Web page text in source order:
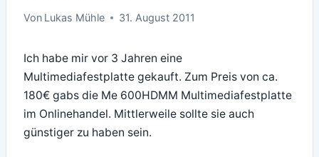
Von Lukas Mühle 31. August 2011
Ich habe mir vor 3 Jahren eine
Multimediafestplatte gekauft. Zum Preis von ca.
180€ gabs die Me 600HDMM Multimediafestplatte
im Onlinehandel. Mittlerweile sollte sie auch
günstiger zu haben sein.